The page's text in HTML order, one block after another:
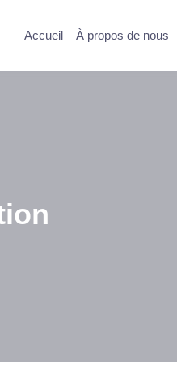
Accueil À propos de nous